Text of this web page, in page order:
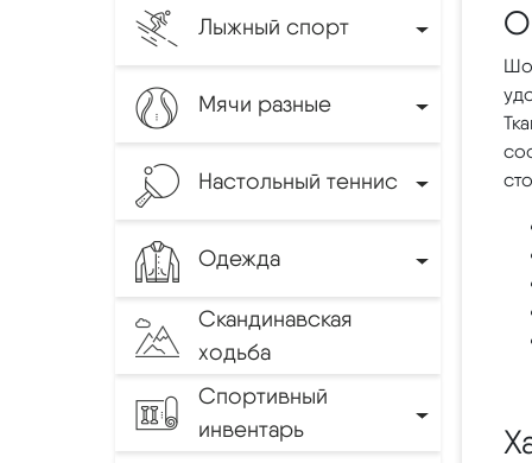
Лыжный спорт
Мячи разные
Настольный теннис
Одежда
Скандинавская
ходьба
Спортивный
инвентарь